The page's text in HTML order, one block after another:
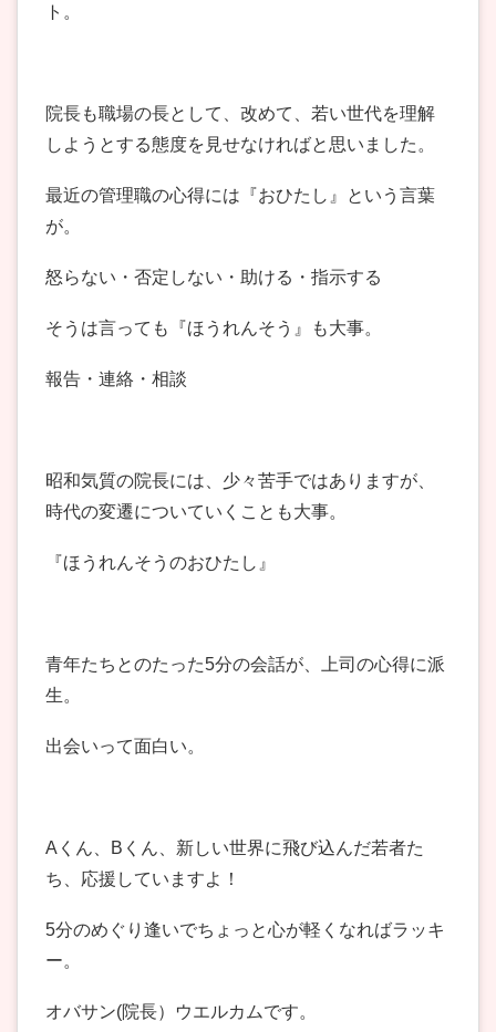
ト。
院長も職場の長として、改めて、若い世代を理解
しようとする態度を見せなければと思いました。
最近の管理職の心得には『おひたし』という言葉
が。
怒らない・否定しない・助ける・指示する
そうは言っても『ほうれんそう』も大事。
報告・連絡・相談
昭和気質の院長には、少々苦手ではありますが、
時代の変遷についていくことも大事。
『ほうれんそうのおひたし』
青年たちとのたった5分の会話が、上司の心得に派
生。
出会いって面白い。
Aくん、Bくん、新しい世界に飛び込んだ若者た
ち、応援していますよ！
5分のめぐり逢いでちょっと心が軽くなればラッキ
ー。
オバサン(院長）ウエルカムです。